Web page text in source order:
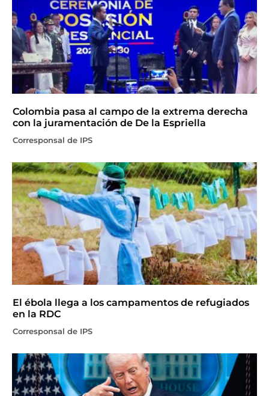
Colombia pasa al campo de la extrema derecha
con la juramentación de De la Espriella
Corresponsal de IPS
El ébola llega a los campamentos de refugiados
en la RDC
Corresponsal de IPS